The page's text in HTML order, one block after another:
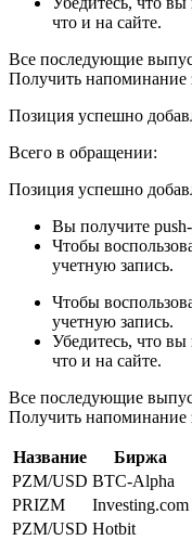
что и на сайте.
Все последующие
Получить напоминание
Позиция успешно
Всего в обращении:
Позиция успешно
Вы получите
Чтобы
учетную запись.
Чтобы
учетную запись.
Убедитесь, что вы
что и на сайте.
Все последующие
Получить напоминание
Название Биржа
PZM/USD BTC-Alpha
PRIZM
Investing.com
PZM/USD Hotbit